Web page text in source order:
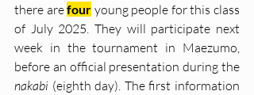
there are four young people for this class
of July 2025. They will participate next
week in the tournament in Maezumo,
nakabi (eighth day). The first information